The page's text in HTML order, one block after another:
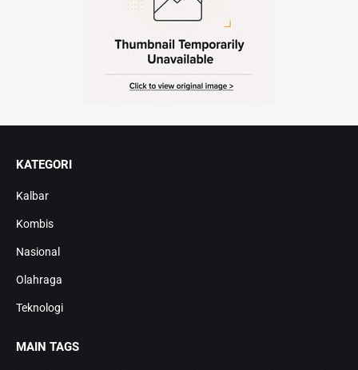
KATEGORI
Kalbar
Kombis
Nasional
Olahraga
Teknologi
MAIN TAGS